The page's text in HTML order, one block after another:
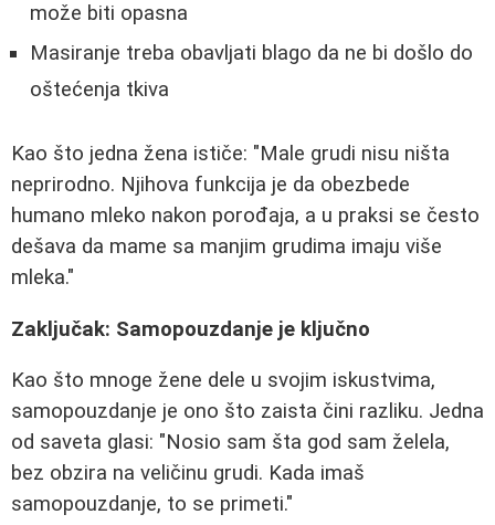
može biti opasna
Masiranje treba obavljati blago da ne bi došlo do
oštećenja tkiva
Kao što jedna žena ističe: "Male grudi nisu ništa
neprirodno. Njihova funkcija je da obezbede
humano mleko nakon porođaja, a u praksi se često
dešava da mame sa manjim grudima imaju više
mleka."
Zaključak: Samopouzdanje je ključno
Kao što mnoge žene dele u svojim iskustvima,
samopouzdanje je ono što zaista čini razliku. Jedna
od saveta glasi: "Nosio sam šta god sam želela,
bez obzira na veličinu grudi. Kada imaš
samopouzdanje, to se primeti."